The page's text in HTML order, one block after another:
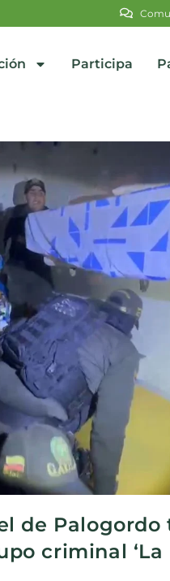
Participa
de
criminal ‘La